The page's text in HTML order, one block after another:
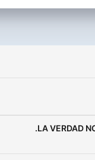
LA VERDAD